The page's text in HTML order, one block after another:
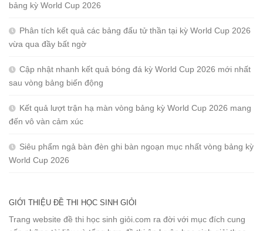
bảng kỳ World Cup 2026
Phân tích kết quả các bảng đấu tử thần tại kỳ World Cup 2026
vừa qua đầy bất ngờ
Cập nhật nhanh kết quả bóng đá kỳ World Cup 2026 mới nhất
sau vòng bảng biến động
Kết quả lượt trận hạ màn vòng bảng kỳ World Cup 2026 mang
đến vô vàn cảm xúc
Siêu phẩm ngả bàn đèn ghi bàn ngoạn mục nhất vòng bảng kỳ
World Cup 2026
GIỚI THIỆU ĐỀ THI HỌC SINH GIỎI
Trang website đề thi học sinh giỏi.com ra đời với mục đích cung